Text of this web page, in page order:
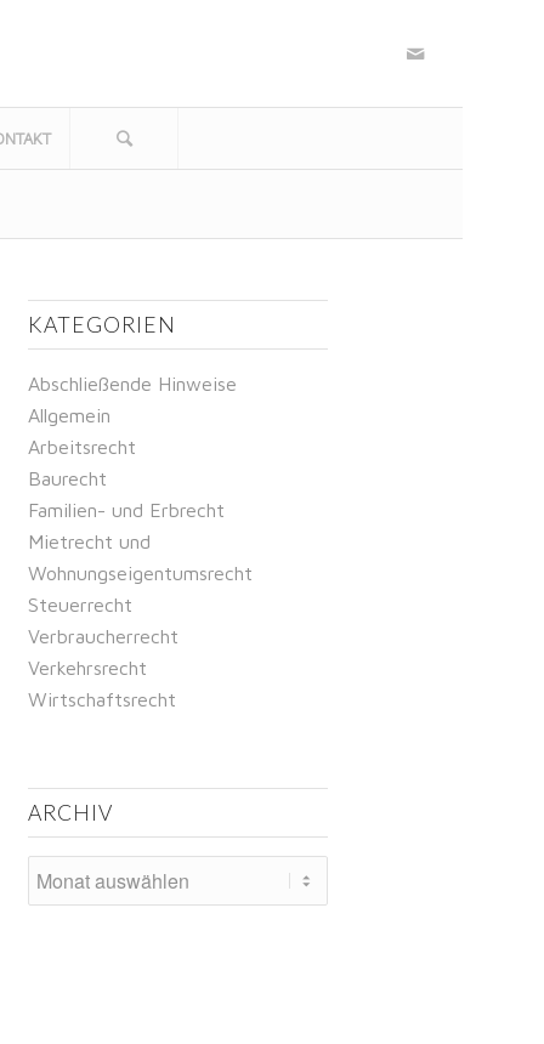
KATEGORIEN
Abschließende Hinweise
Allgemein
Arbeitsrecht
Baurecht
Familien- und Erbrecht
Mietrecht und
Wohnungseigentumsrecht
Steuerrecht
Verbraucherrecht
Verkehrsrecht
Wirtschaftsrecht
ARCHIV